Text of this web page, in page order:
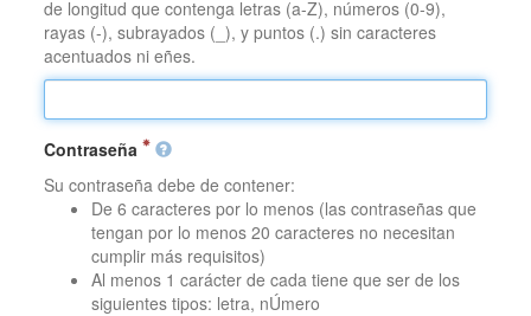
de longitud que contenga letras (a-Z), números (0-9),
rayas (-), subrayados (_), y puntos (.) sin caracteres
acentuados ni eñes.
Contraseña
Su contraseña debe de contener:
De 6 caracteres por lo menos (las contraseñas que
tengan por lo menos 20 caracteres no necesitan
cumplir más requisitos)
Al menos 1 carácter de cada tiene que ser de los
siguientes tipos: letra, nÚmero